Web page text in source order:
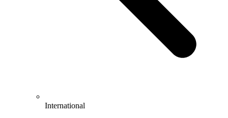
International